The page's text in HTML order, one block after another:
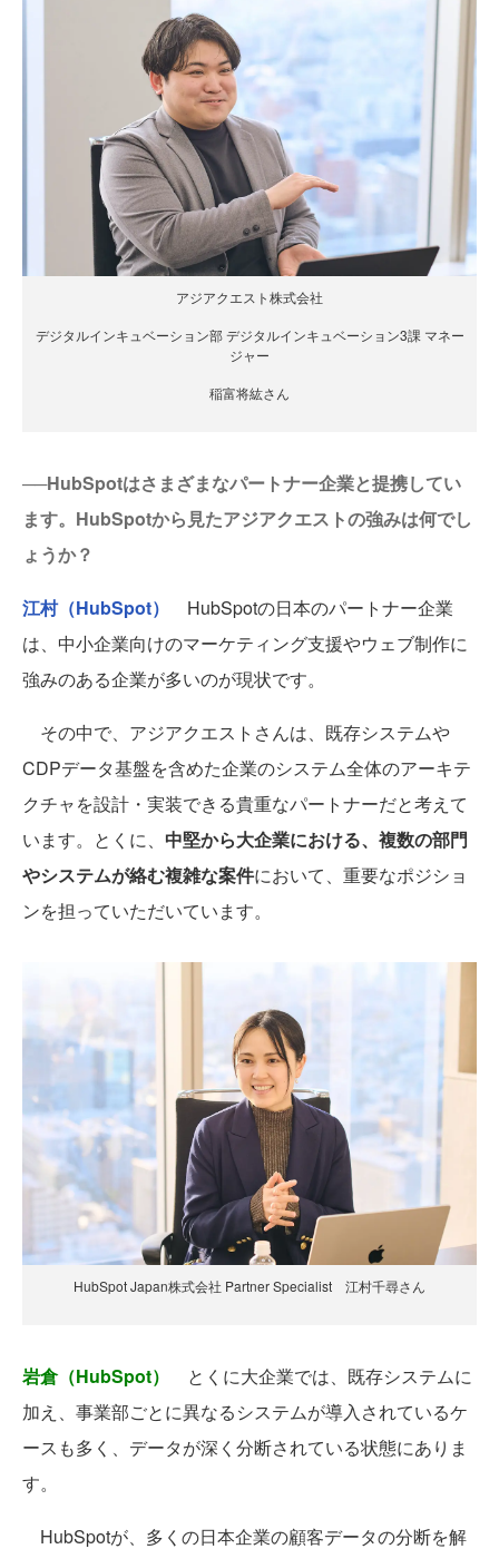
アジアクエスト株式会社
デジタルインキュベーション部 デジタルインキュベーション3課 マネー
ジャー
稲富将紘さん
──HubSpotはさまざまなパートナー企業と提携してい
ます。HubSpotから見たアジアクエストの強みは何でし
ょうか？
江村（HubSpot）
HubSpotの日本のパートナー企業
は、中小企業向けのマーケティング支援やウェブ制作に
強みのある企業が多いのが現状です。
その中で、アジアクエストさんは、既存システムや
CDPデータ基盤を含めた企業のシステム全体のアーキテ
クチャを設計・実装できる貴重なパートナーだと考えて
います。とくに、 中堅から大企業における、複数の部門
やシステムが絡む複雑な案件において、重要なポジショ
ンを担っていただいています。
HubSpot Japan株式会社 Partner Specialist 江村千尋さん
岩倉（HubSpot）
とくに大企業では、既存システムに
加え、事業部ごとに異なるシステムが導入されているケ
ースも多く、データが深く分断されている状態にありま
す。
HubSpotが、多くの日本企業の顧客データの分断を解